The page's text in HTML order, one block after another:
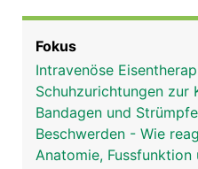
Oberschenkel und
dem Oberschenkel.
Bewegung eher eine
Oberschenkel und
aufeinander reiben,
Fokus
Intravenöse
Schuhzurichtungen zur
Bandagen und Strümpfe
Beschwerden - Wie
Anatomie, Fussfunktion